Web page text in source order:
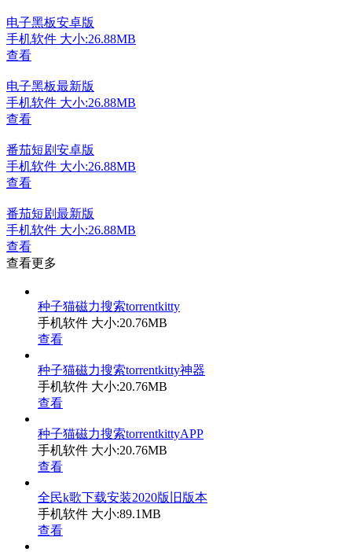
电子黑板安卓版
手机软件 大小:26.88MB
查看
电子黑板最新版
手机软件 大小:26.88MB
查看
番茄短剧安卓版
手机软件 大小:26.88MB
查看
番茄短剧最新版
手机软件 大小:26.88MB
查看
查看更多
种子猫磁力搜索torrentkitty
手机软件 大小:20.76MB
查看
种子猫磁力搜索torrentkitty神器
手机软件 大小:20.76MB
查看
种子猫磁力搜索torrentkittyAPP
手机软件 大小:20.76MB
查看
全民k歌下载安装2020版旧版本
手机软件 大小:89.1MB
查看